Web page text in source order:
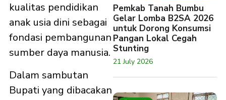
kualitas pendidikan
anak usia dini sebagai
fondasi pembangunan
sumber daya manusia.
Dalam sambutan
Bupati yang dibacakan
Pemkab Tanah Bumbu
Gelar Lomba B2SA 2026
untuk Dorong Konsumsi
Pangan Lokal Cegah
Stunting
21 July 2026